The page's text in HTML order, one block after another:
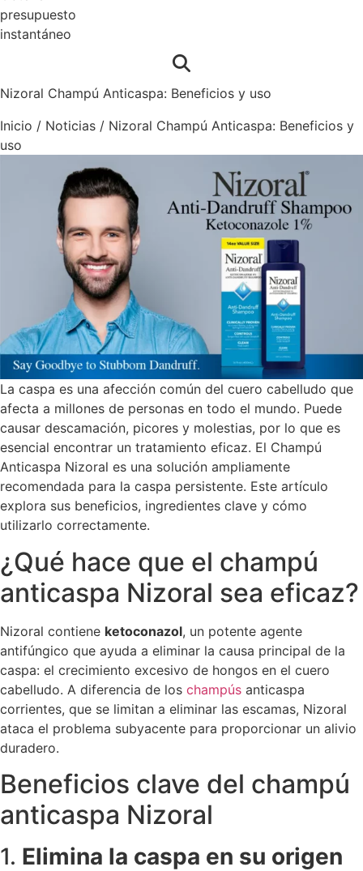
presupuesto
instantáneo
Nizoral Champú Anticaspa: Beneficios y uso
Inicio / Noticias / Nizoral Champú Anticaspa: Beneficios y
uso
La caspa es una afección común del cuero cabelludo que
afecta a millones de personas en todo el mundo. Puede
causar descamación, picores y molestias, por lo que es
esencial encontrar un tratamiento eficaz. El Champú
Anticaspa Nizoral es una solución ampliamente
recomendada para la caspa persistente. Este artículo
explora sus beneficios, ingredientes clave y cómo
utilizarlo correctamente.
¿Qué hace que el champú
anticaspa Nizoral sea eficaz?
Nizoral contiene ketoconazol, un potente agente
antifúngico que ayuda a eliminar la causa principal de la
caspa: el crecimiento excesivo de hongos en el cuero
cabelludo. A diferencia de los champús anticaspa
corrientes, que se limitan a eliminar las escamas, Nizoral
ataca el problema subyacente para proporcionar un alivio
duradero.
Beneficios clave del champú
anticaspa Nizoral
1. Elimina la caspa en su origen